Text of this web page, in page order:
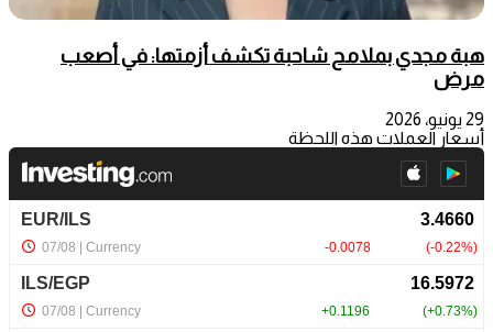
هبة مجدي بملامح شاحبة تكشف أزمتها: في أصعب
مرض
29 يونيو، 2026
أسعار العملات هذه اللحظة